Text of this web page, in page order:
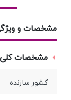
مشخصات و
مشخصات کلی
کشور سازنده